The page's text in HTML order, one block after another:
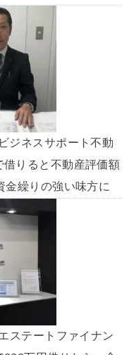
ジネスサポート不動
りると不動産評価額
金繰りの強い味方に
ステートファイナン